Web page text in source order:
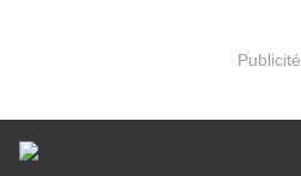
Publicité